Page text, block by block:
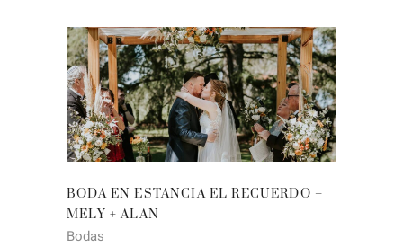
BODA EN ESTANCIA EL RECUERDO –
MELY + ALAN
Bodas